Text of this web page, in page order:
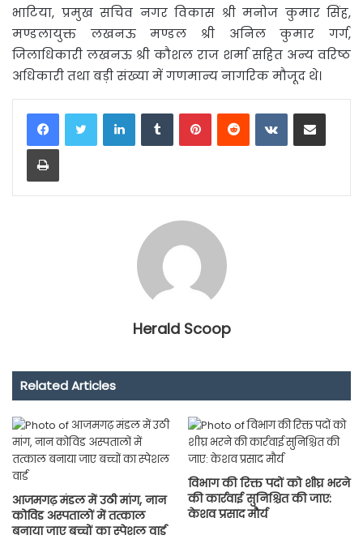
भाटिया, प्रमुख सचिव नगर विकास श्री मनोज कुमार सिंह,
मण्डलायुक्त लखनऊ मण्डल श्री अनिल कुमार गर्ग,
जिलाधिकारी लखनऊ श्री कौशल राज शर्मा सहित अन्य वरिष्ठ
अधिकारी तथा बड़ी संख्या में गणमान्य नागरिक मौजूद थे।
LinkedInTumblrPinterestReddit VKontakteShare via Email
Print
Herald Scoop
Related Articles
आजमगढ़ मंडल में उठी मांग, नान
कोविड अस्पतालों में तत्काल
बनाया जाए बच्चों का स्पेशल वार्ड
विभाग की रिक्त पदों को शीघ्र भरने
की कार्रवाई सुनिश्चित की जाए:
केशव प्रसाद मौर्य